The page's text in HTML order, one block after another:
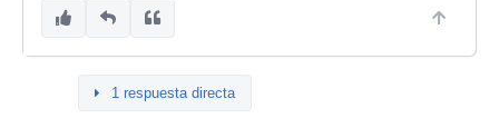
1 respuesta directa